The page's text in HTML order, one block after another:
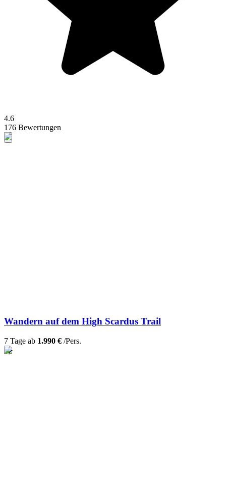
4.6
176 Bewertungen
Wandern auf dem High Scardus Trail
7 Tage ab 1.990 € /Pers.